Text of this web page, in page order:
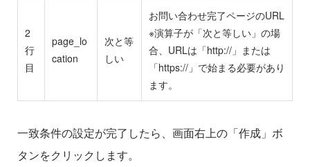
2
行
目
page_lo
cation
次と等
しい
お問い合わせ完了ページのURL
※演算子が「次と等しい」の場
合、URLは「http://」または
「https://」で始まる必要があり
ます。
一致条件の設定が完了したら、画面右上の「作成」ボ
タンをクリックします。